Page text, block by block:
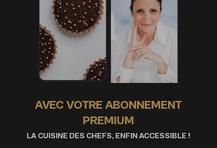
AVEC VOTRE ABONNEMENT
PREMIUM
LA CUISINE DES CHEFS, ENFIN ACCESSIBLE !